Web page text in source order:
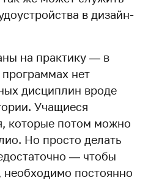
в дизайн-
на практику — в
программах нет
дисциплин вроде
Учащиеся
которые потом можно
Но просто делать
— чтобы
необходимо постоянно